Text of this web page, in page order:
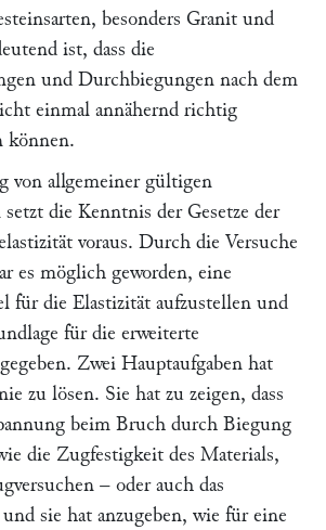
besonders Granit und
ist, dass die
und Durchbiegungen nach dem
einmal annähernd richtig
können.
von allgemeiner gültigen
die Kenntnis der Gesetze der
voraus. Durch die Versuche
es möglich geworden, eine
für die Elastizität aufzustellen und
für die erweiterte
Zwei Hauptaufgaben hat
zu lösen. Sie hat zu zeigen, dass
beim Bruch durch Biegung
die Zugfestigkeit des Materials,
– oder auch das
sie hat anzugeben, wie für eine